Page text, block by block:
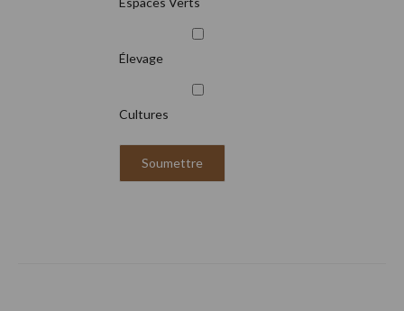
Élevage
Cultures